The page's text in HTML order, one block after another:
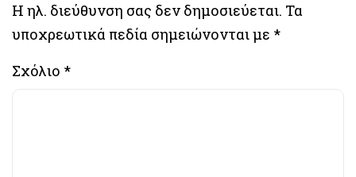
Η ηλ. διεύθυνση σας δεν δημοσιεύεται. Τα
υποχρεωτικά πεδία σημειώνονται με *
Σχόλιο *